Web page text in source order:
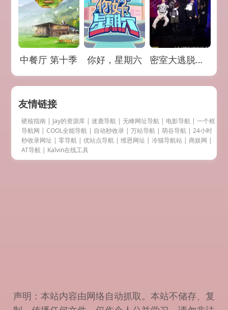
Loading...
中餐厅 第十季 Loading...
你好，星期六 Loading... 密室大逃脱大神版 第八季
友情链接
硬核指南 | Jay的资源库 |迷鹿导航 |无峰网址导航 | 电影导航 |一个框
导航网 |COOL全能导航 | 自动秒收录 |万站导航 |萌谷导航 |24小时
秒收录网址 |零导航 |优站点导航 |维恩网址 |冷猫导航站 |商娱网 |
AT导航 | Kalvin在线工具
声明：本站内容由网络自动抓取。本站不储存、复